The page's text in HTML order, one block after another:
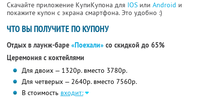
Скачайте приложение КупиКупона для IOS или Android и
покажите купон с экрана смартфона. Это удобно :)
ЧТО ВЫ ПОЛУЧИТЕ ПО КУПОНУ
Отдых в лаунж-баре «Поехали» со скидкой до 65%
Церемония с коктейлями
Для двоих — 1320р. вместо 3780р.
Для четверых — 2640р. вместо 7560р.
В стоимость входит: